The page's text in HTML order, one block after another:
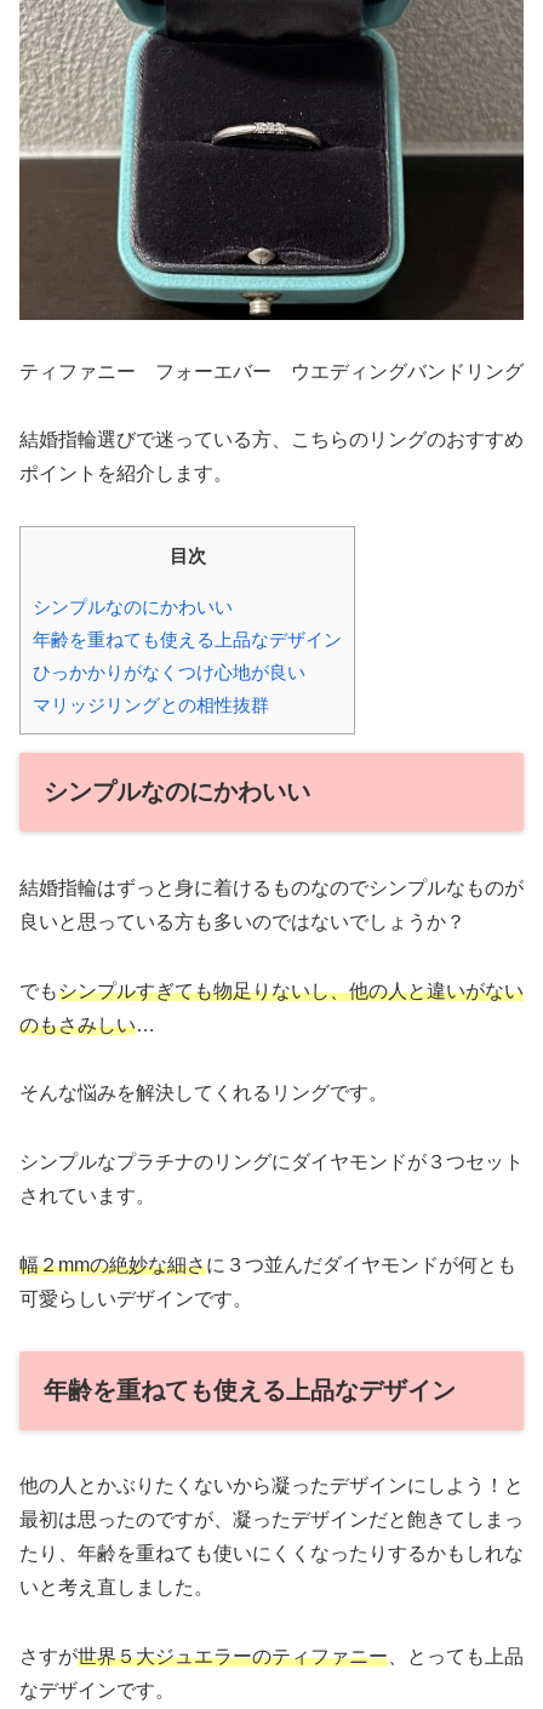
ティファニー フォーエバー ウエディングバンドリング
結婚指輪選びで迷っている方、こちらのリングのおすすめ
ポイントを紹介します。
目次
シンプルなのにかわいい
年齢を重ねても使える上品なデザイン
ひっかかりがなくつけ心地が良い
マリッジリングとの相性抜群
シンプルなのにかわいい
結婚指輪はずっと身に着けるものなのでシンプルなものが
良いと思っている方も多いのではないでしょうか？
でもシンプルすぎても物足りないし、他の人と違いがない
のもさみしい…
そんな悩みを解決してくれるリングです。
シンプルなプラチナのリングにダイヤモンドが３つセット
されています。
幅２mmの絶妙な細さに３つ並んだダイヤモンドが何とも
可愛らしいデザインです。
年齢を重ねても使える上品なデザイン
他の人とかぶりたくないから凝ったデザインにしよう！と
最初は思ったのですが、凝ったデザインだと飽きてしまっ
たり、年齢を重ねても使いにくくなったりするかもしれな
いと考え直しました。
さすが世界５大ジュエラーのティファニー 、とっても上品
なデザインです。